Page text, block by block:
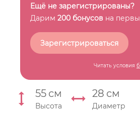
Ещё не зарегистрированы?
Дарим 200 бонусов на
Зарегистрироваться
Читать условия
55 см
Высота
28 см
Диаметр